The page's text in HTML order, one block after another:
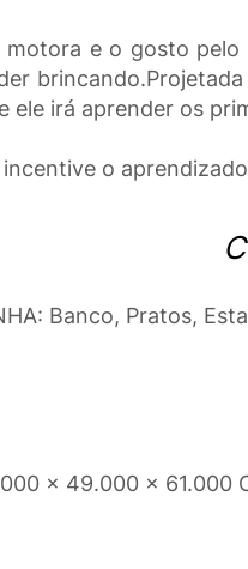
e o gosto
ele irá aprender os
o
Banco, Pratos,
x 49.000 x 61.000